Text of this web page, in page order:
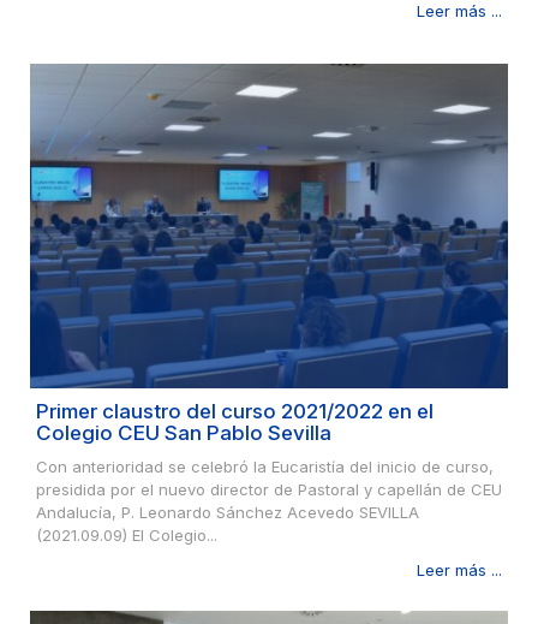
Leer más ...
Primer claustro del curso 2021/2022 en el
Colegio CEU San Pablo Sevilla
Con anterioridad se celebró la Eucaristía del inicio de curso,
presidida por el nuevo director de Pastoral y capellán de CEU
Andalucía, P. Leonardo Sánchez Acevedo SEVILLA
(2021.09.09) El Colegio...
Leer más ...